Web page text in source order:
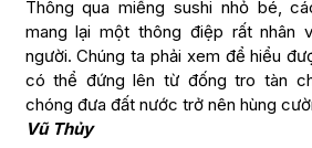
Thông qua miếng sushi nhỏ bé,
mang lại một thông điệp rất nhân
người. Chúng ta phải xem để hiểu
có thể đứng lên từ đống tro tàn
chóng đưa đất nước trở nên hùng
Vũ Thủy